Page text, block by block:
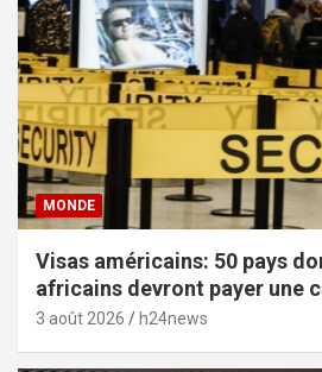
MONDE
Visas américains: 50 pays
africains devront payer une
dollars
3 août 2026 h24news